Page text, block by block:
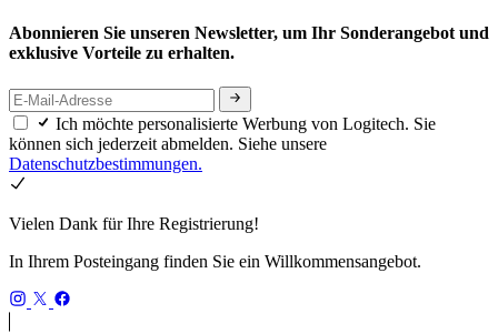
Abonnieren Sie unseren Newsletter, um Ihr Sonderangebot und
exklusive Vorteile zu erhalten.
Ich möchte personalisierte Werbung von Logitech. Sie
können sich jederzeit abmelden. Siehe unsere
Datenschutzbestimmungen.
Vielen Dank für Ihre Registrierung!
In Ihrem Posteingang finden Sie ein Willkommensangebot.